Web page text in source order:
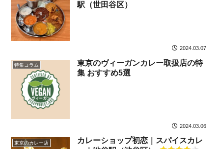
駅（世田谷区）
2024.03.07
特集コラム
東京のヴィーガンカレー取扱店の特
集 おすすめ5選
2024.03.06
東京のカレー店
カレーショップ初恋｜スパイスカレ